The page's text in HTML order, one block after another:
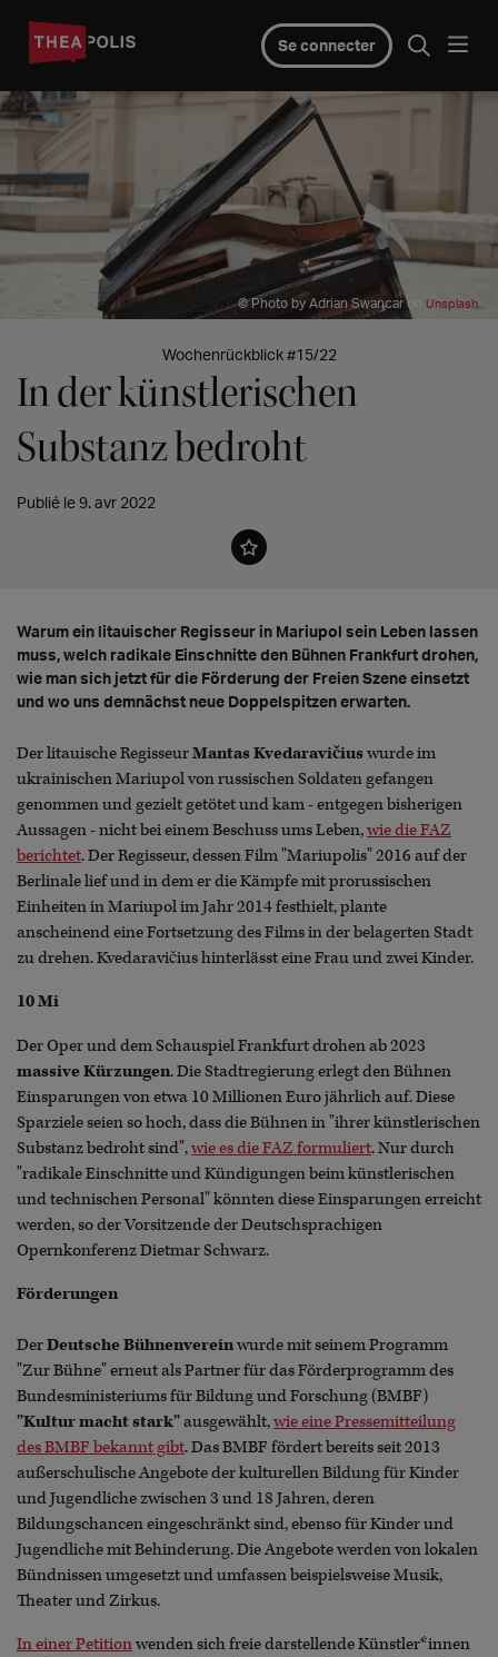
Se connecter
© Photo by Adrian Swancar on Unsplash
Wochenrückblick #15/22
In der künstlerischen
Substanz bedroht
Publié le 9. avr 2022
Warum ein litauischer Regisseur in Mariupol sein Leben lassen
muss, welch radikale Einschnitte den Bühnen Frankfurt drohen,
wie man sich jetzt für die Förderung der Freien Szene einsetzt
und wo uns demnächst neue Doppelspitzen erwarten.
Der litauische RegisseurMantas Kvedaravičiuswurde im
ukrainischen Mariupol von russischen Soldaten gefangen
genommen und gezielt getötet und kam - entgegen bisherigen
Aussagen - nicht bei einem Beschuss ums Leben,wie die FAZ
berichtet. Der Regisseur, dessen Film "Mariupolis" 2016 auf der
Berlinale lief und in dem er die Kämpfe mit prorussischen
Einheiten in Mariupol im Jahr 2014 festhielt, plante
anscheinend eine Fortsetzung des Films in der belagerten Stadt
zu drehen. Kvedaravičius hinterlässt eine Frau und zwei Kinder.
10 Mi
Der Oper und dem Schauspiel Frankfurt drohen ab 2023
massive Kürzungen. Die Stadtregierung erlegt den Bühnen
Einsparungen von etwa 10 Millionen Euro jährlich auf. Diese
Sparziele seien so hoch, dass die Bühnen in "ihrer künstlerischen
Substanz bedroht sind",wie es die FAZ formuliert. Nur durch
"radikale Einschnitte und Kündigungen beim künstlerischen
und technischen Personal" könnten diese Einsparungen erreicht
werden, so der Vorsitzende der Deutschsprachigen
Opernkonferenz Dietmar Schwarz.
Förderungen
DerDeutsche Bühnenvereinwurde mit seinem Programm
"Zur Bühne" erneut als Partner für das Förderprogramm des
Bundesministeriums für Bildung und Forschung (BMBF)
"Kultur macht stark"ausgewählt,wie eine Pressemitteilung
des BMBF bekannt gibt. Das BMBF fördert bereits seit 2013
außerschulische Angebote der kulturellen Bildung für Kinder
und Jugendliche zwischen 3 und 18 Jahren, deren
Bildungschancen eingeschränkt sind, ebenso für Kinder und
Jugendliche mit Behinderung. Die Angebote werden von lokalen
Bündnissen umgesetzt und umfassen beispielsweise Musik,
Theater und Zirkus.
In einer Petitionwenden sich freie darstellende Künstler*innen